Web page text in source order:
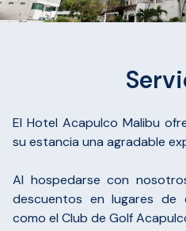
El Hotel Acapulco Malibu
su estancia una agradable
Al hospedarse con
descuentos en lugares de
como el Club de Golf